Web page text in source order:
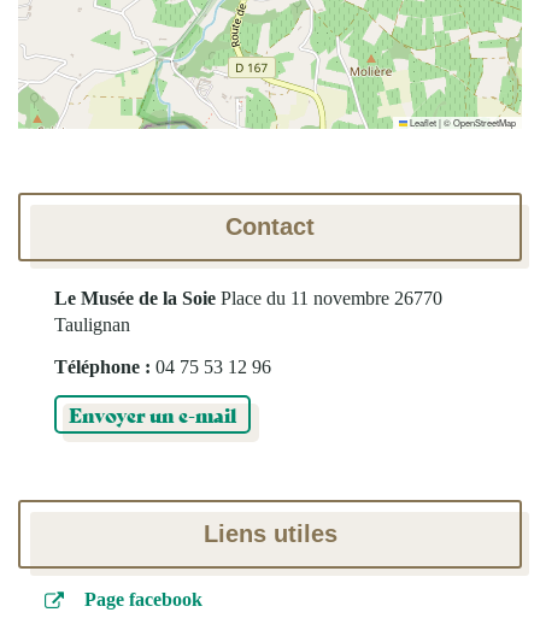
Leaflet|©OpenStreetMap
Contact
Le Musée de la Soie Place du 11 novembre 26770
Taulignan
Téléphone : 04 75 53 12 96
Envoyer un e-mail
Liens utiles
Page facebook